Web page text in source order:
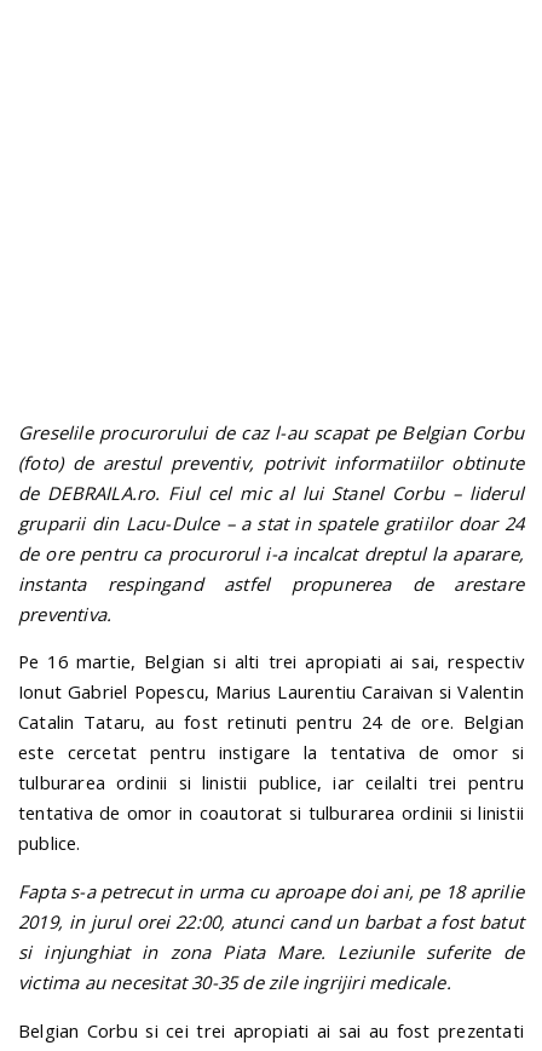
Greselile procurorului de caz l-au scapat pe Belgian Corbu
(foto) de arestul preventiv, potrivit informatiilor obtinute
de DEBRAILA.ro. Fiul cel mic al lui Stanel Corbu – liderul
gruparii din Lacu-Dulce – a stat in spatele gratiilor doar 24
de ore pentru ca procurorul i-a incalcat dreptul la aparare,
instanta respingand astfel propunerea de arestare
preventiva.
Pe 16 martie, Belgian si alti trei apropiati ai sai, respectiv
Ionut Gabriel Popescu, Marius Laurentiu Caraivan si Valentin
Catalin Tataru, au fost retinuti pentru 24 de ore. Belgian
este cercetat pentru instigare la tentativa de omor si
tulburarea ordinii si linistii publice, iar ceilalti trei pentru
tentativa de omor in coautorat si tulburarea ordinii si linistii
publice.
Fapta s-a petrecut in urma cu aproape doi ani, pe 18 aprilie
2019, in jurul orei 22:00, atunci cand un barbat a fost batut
si injunghiat in zona Piata Mare. Leziunile suferite de
victima au necesitat 30-35 de zile ingrijiri medicale.
Belgian Corbu si cei trei apropiati ai sai au fost prezentati